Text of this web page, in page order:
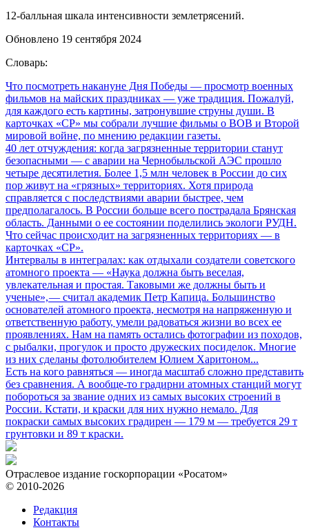
12-балльная шкала интенсивности землетрясений.
Обновлено 19 сентября 2024
Словарь:
Что посмотреть накануне Дня Победы — просмотр военных
фильмов на майских праздниках — уже традиция. Пожалуй,
для каждого есть картины, затронувшие струны души. В
карточках «СР» мы собрали лучшие фильмы о ВОВ и Второй
мировой войне, по мнению редакции газеты.
40 лет отчуждения: когда загрязненные территории станут
безопасными — с аварии на Чернобыльской АЭС прошло
четыре десятилетия. Более 1,5 млн человек в России до сих
пор живут на «грязных» территориях. Хотя природа
справляется с последствиями аварии быстрее, чем
предполагалось. В России больше всего пострадала Брянская
область. Данными о ее состоянии поделились экологи РУДН.
Что сейчас происходит на загрязненных территориях — в
карточках «СР».
Интервалы в интегралах: как отдыхали создатели советского
атомного проекта — «Наука должна быть веселая,
увлекательная и простая. Таковыми же должны быть и
ученые», — считал академик Петр Капица. Большинство
основателей атомного проекта, несмотря на напряженную и
ответственную работу, умели радоваться жизни во всех ее
проявлениях. Нам на память остались фотографии из походов,
с рыбалки, прогулок и просто дружеских посиделок. Многие
из них сделаны фотолюбителем Юлием Харитоном...
Есть на кого равняться — иногда масштаб сложно представить
без сравнения. А вообще-то градирни атомных станций могут
побороться за звание одних из самых высоких строений в
России. Кстати, и краски для них нужно немало. Для
покраски самых высоких градирен — 179 м — требуется 29 т
грунтовки и 89 т краски.
Отраслевое издание госкорпорации «Росатом»
© 2010-2026
Редакция
Контакты